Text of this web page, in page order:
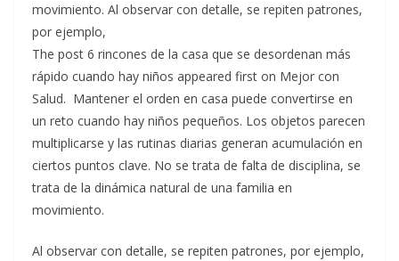
movimiento. Al observar con detalle, se repiten patrones,
por ejemplo,
The post 6 rincones de la casa que se desordenan más
rápido cuando hay niños appeared first on Mejor con
Salud. Mantener el orden en casa puede convertirse en
un reto cuando hay niños pequeños. Los objetos parecen
multiplicarse y las rutinas diarias generan acumulación en
ciertos puntos clave. No se trata de falta de disciplina, se
trata de la dinámica natural de una familia en
movimiento.
Al observar con detalle, se repiten patrones, por ejemplo,